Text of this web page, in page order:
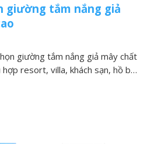
giường tắm nắng giả
giường tắm nắng giả mây chất
resort, villa, khách sạn, hồ bơi